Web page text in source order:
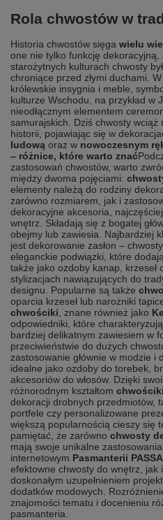
Rola chwostów w
Historia chwostów sięga wielu
one nie tylko funkcję
starożytnych kulturach chwosty
chroniące przed złymi duchami.
królewskie insygnia i meble,
kulturze Wschodu, na przykład w
nieodłącznym elementem
samurajskich. Dziś chwosty wciąż
historii, pojawiając się w
ludową oraz w nowoczesnym
– różnice, które warto znać
zastosowań chwostów, warto
między dwoma pojęciami:
elementy należą do rodziny
zarówno rozmiarem, jak i
dekoracyjne akcesoria,
wnętrz. Składają się z bogatej
obejmy lub zawiesia. Najbardziej
jest dekorowanie zasłon –
eleganckie podwiązki, które
także jako ozdoby kanap, krzeseł
stylizacjach nawiązujących do
designu. Popularne są także
oparcia krzeseł lub narożniki
chwościki , znane również jako
odpowiedniki, które
bardziej delikatnym zawiesiem w
przeciwieństwie do dużych
zastosowanie głównie w modzie i
idealne jako ozdoby do torebek,
akcesoriów do włosów. Dzięki
różnorodnym kształtom chwościki
dekoracji drobnych przedmiotów,
portfele czy personalizowane
większą popularnością cieszy się
pamiętać, że zarówno chwosty
mają swoje unikalne
internetowym Pasmanterii
efektowne chwosty do wnętrz, jak
doskonałym uzupełnieniem
dodatków modowych.
znajomości tematu i docenieniu
pasmanteria.